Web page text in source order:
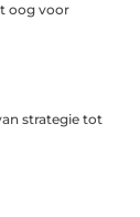
oog voor
strategie tot